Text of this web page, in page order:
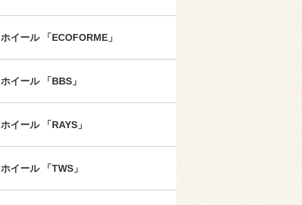
ホイール 「ECOFORME」
ホイール 「BBS」
ホイール 「RAYS」
ホイール 「TWS」